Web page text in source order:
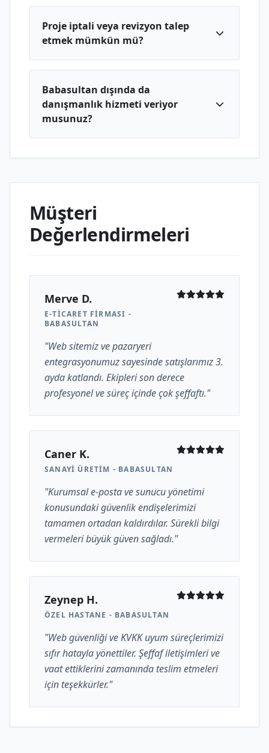
Proje iptali veya revizyon talep
etmek mümkün mü?
Babasultan dışında da
danışmanlık hizmeti veriyor
musunuz?
Müşteri
Değerlendirmeleri
Merve D.
E-TICARET FIRMASI -
BABASULTAN
"Web sitemiz ve pazaryeri
entegrasyonumuz sayesinde satışlarımız 3.
ayda katlandı. Ekipleri son derece
profesyonel ve süreç içinde çok şeffaftı."
Caner K.
SANAYI ÜRETIM - BABASULTAN
"Kurumsal e-posta ve sunucu yönetimi
konusundaki güvenlik endişelerimizi
tamamen ortadan kaldırdılar. Sürekli bilgi
vermeleri büyük güven sağladı."
Zeynep H.
ÖZEL HASTANE - BABASULTAN
"Web güvenliği ve KVKK uyum süreçlerimizi
sıfır hatayla yönettiler. Şeffaf iletişimleri ve
vaat ettiklerini zamanında teslim etmeleri
için teşekkürler."